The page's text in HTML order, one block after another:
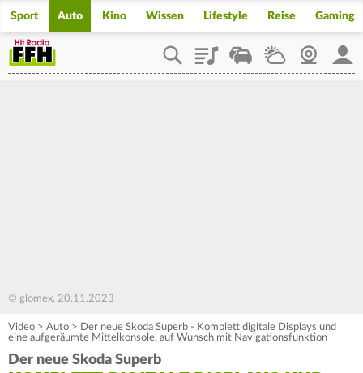
Sport Auto Kino Wissen Lifestyle Reise Gaming
PlaylistStaupilotWetterWebcam
© glomex, 20.11.2023
Video > Auto > Der neue Skoda Superb - Komplett digitale Displays und
eine aufgeräumte Mittelkonsole, auf Wunsch mit Navigationsfunktion
Der neue Skoda Superb